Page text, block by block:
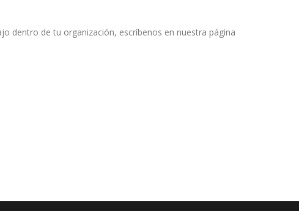
dentro de tu organización, escríbenos en nuestra página